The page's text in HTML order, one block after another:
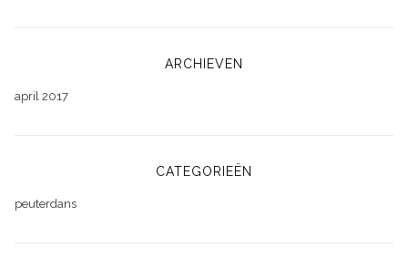
ARCHIEVEN
april 2017
CATEGORIEËN
peuterdans